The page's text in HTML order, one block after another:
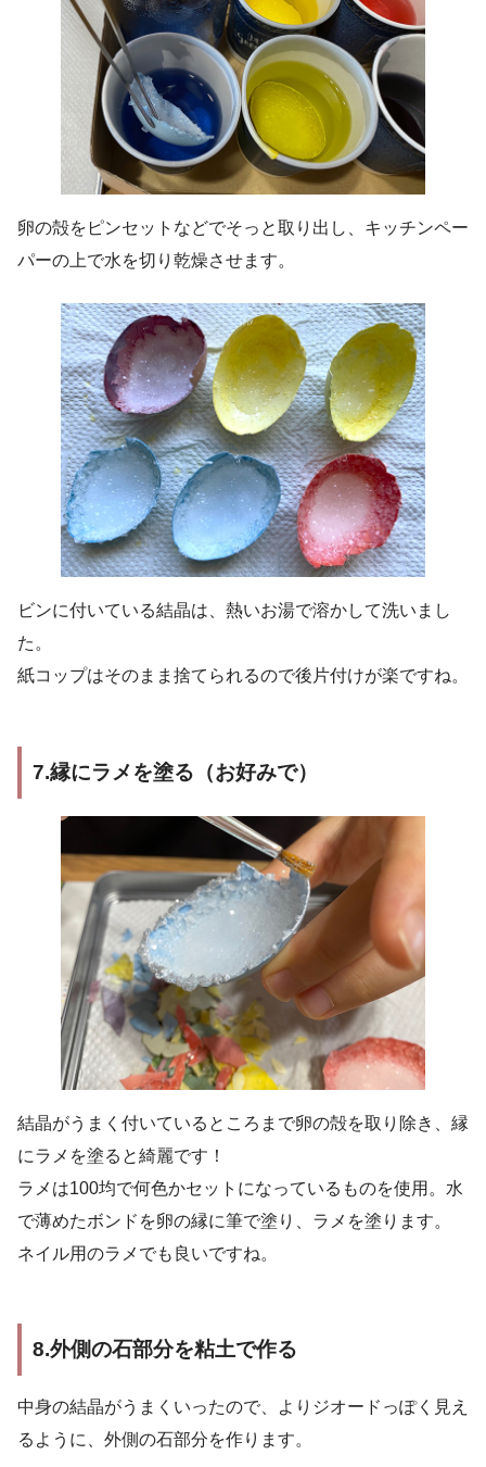
卵の殻をピンセットなどでそっと取り出し、キッチンペー
パーの上で水を切り乾燥させます。
ビンに付いている結晶は、熱いお湯で溶かして洗いまし
た。
紙コップはそのまま捨てられるので後片付けが楽ですね。
7.縁にラメを塗る（お好みで）
結晶がうまく付いているところまで卵の殻を取り除き、縁
にラメを塗ると綺麗です！
ラメは100均で何色かセットになっているものを使用。水
で薄めたボンドを卵の縁に筆で塗り、ラメを塗ります。
ネイル用のラメでも良いですね。
8.外側の石部分を粘土で作る
中身の結晶がうまくいったので、よりジオードっぽく見え
るように、外側の石部分を作ります。